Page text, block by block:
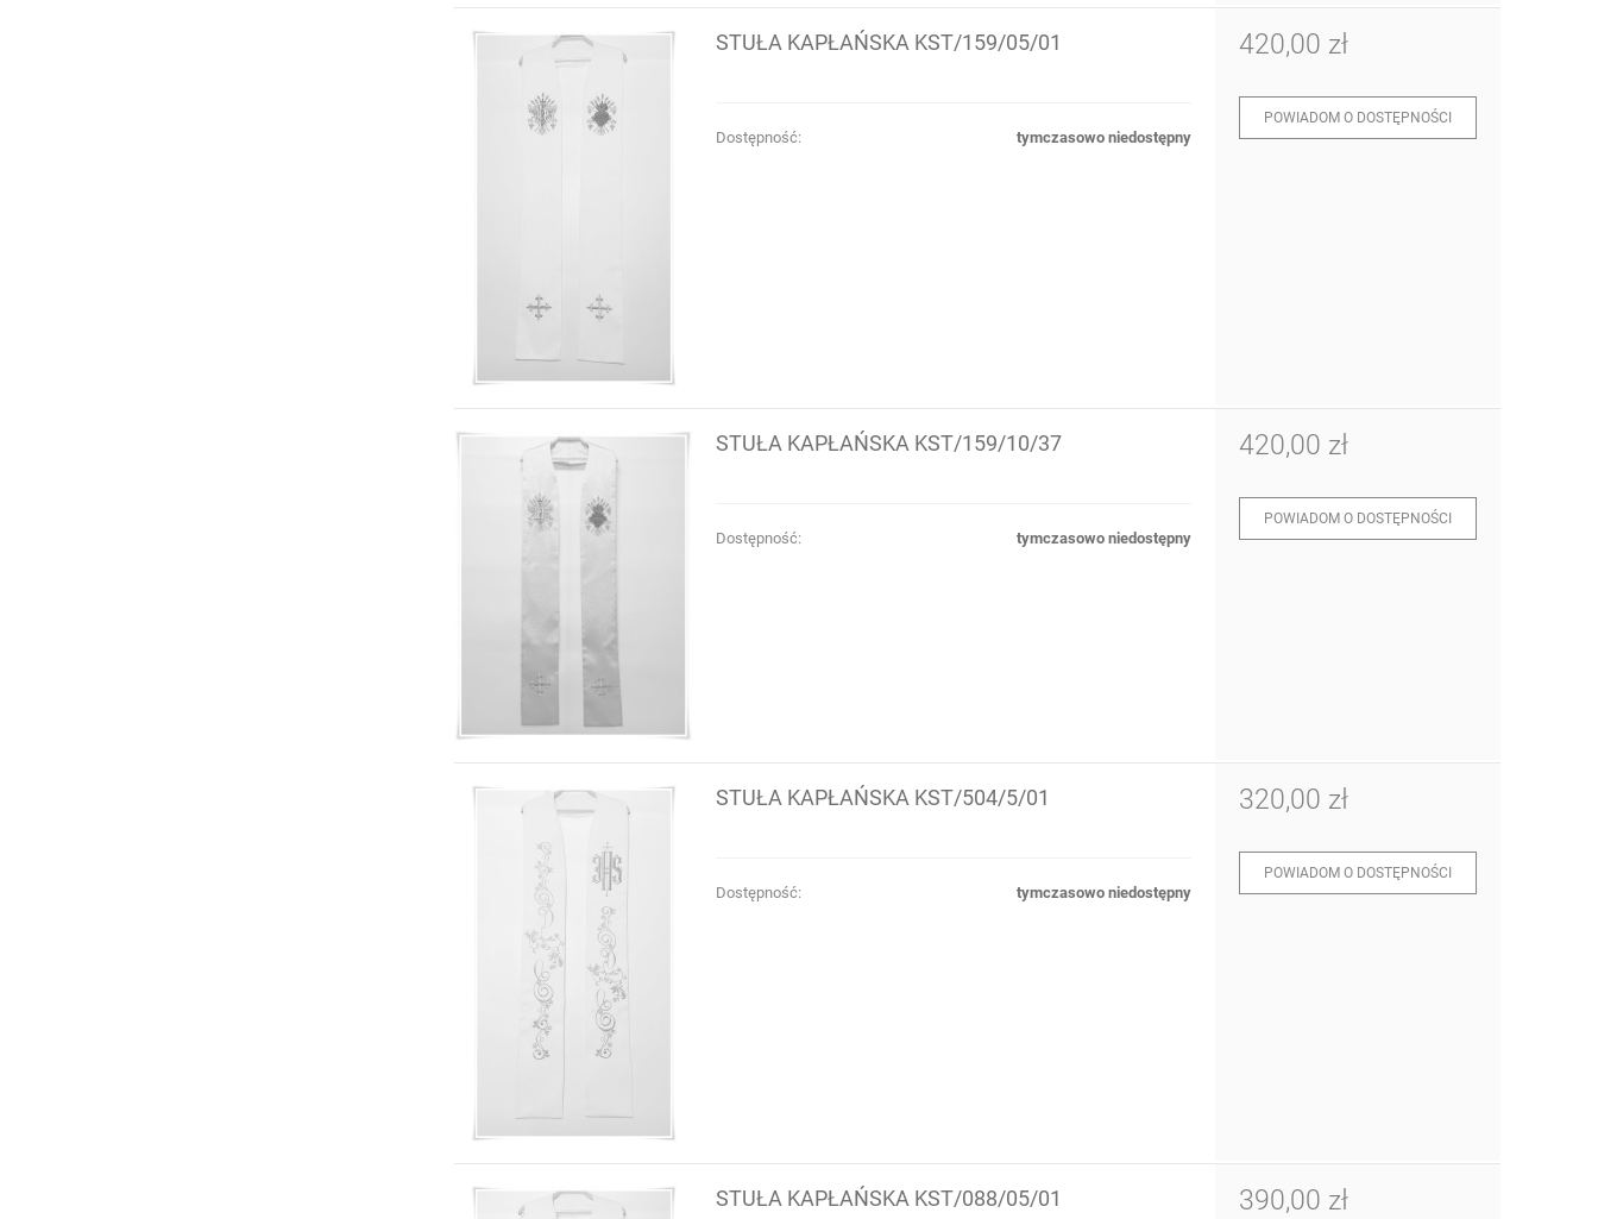
STUŁA KAPŁAŃSKA KST/159/05/01
Dostępność: tymczasowo niedostępny
420,00 zł
POWIADOM O DOSTĘPNOŚCI
STUŁA KAPŁAŃSKA KST/159/10/37
Dostępność: tymczasowo niedostępny
420,00 zł
POWIADOM O DOSTĘPNOŚCI
STUŁA KAPŁAŃSKA KST/504/5/01
Dostępność: tymczasowo niedostępny
320,00 zł
POWIADOM O DOSTĘPNOŚCI
STUŁA KAPŁAŃSKA KST/088/05/01 390,00 zł